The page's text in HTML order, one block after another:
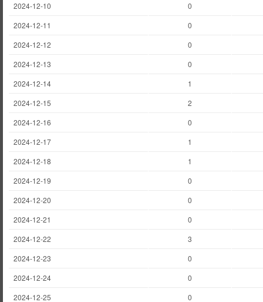
2024-12-10
0
2024-12-11
0
2024-12-12
0
2024-12-13
0
2024-12-14
1
2024-12-15
2
2024-12-16
0
2024-12-17
1
2024-12-18
1
2024-12-19
0
2024-12-20
0
2024-12-21
0
2024-12-22
3
2024-12-23
0
2024-12-24
0
2024-12-25
0